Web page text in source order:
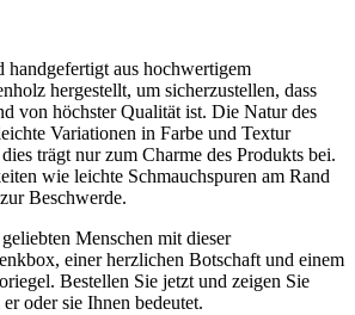
aus hochwertigem
hergestellt, um sicherzustellen, dass
von höchster Qualität ist. Die Natur des
Variationen in Farbe und Textur
trägt nur zum Charme des Produkts bei.
wie leichte Schmauchspuren am Rand
Beschwerde.
Menschen mit dieser
einer herzlichen Botschaft und einem
Bestellen Sie jetzt und zeigen Sie
oder sie Ihnen bedeutet.